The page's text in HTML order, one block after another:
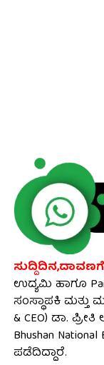
ಉದ್ಯಮಿ ಹಾಗೂ
ಸಂಸ್ಥಾಪಕಿ ಮತ್ತು
& CEO) ಡಾ. ಪ್ರೀತಿ
Bhushan
ಪಡೆದಿದ್ದಾರೆ.